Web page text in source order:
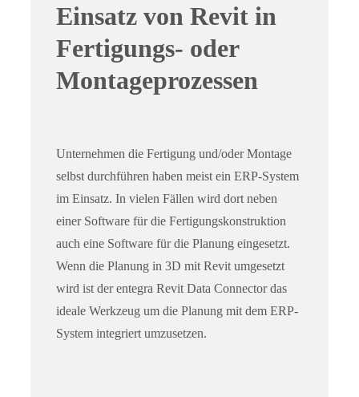
Einsatz von Revit in
Fertigungs- oder
Montageprozessen
Unternehmen die Fertigung und/oder Montage
selbst durchführen haben meist ein ERP-System
im Einsatz. In vielen Fällen wird dort neben
einer Software für die Fertigungskonstruktion
auch eine Software für die Planung eingesetzt.
Wenn die Planung in 3D mit Revit umgesetzt
wird ist der entegra Revit Data Connector das
ideale Werkzeug um die Planung mit dem ERP-
System integriert umzusetzen.